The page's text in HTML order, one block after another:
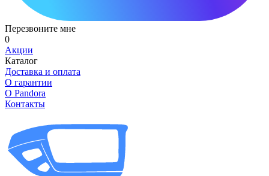
Перезвоните мне
0
Акции
Каталог
Доставка и оплата
О гарантии
О Pandora
Контакты